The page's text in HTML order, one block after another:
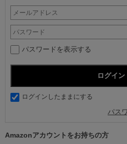
パスワードを表示する
ログインしたままにする
パス
Amazonアカウントをお持ちの方